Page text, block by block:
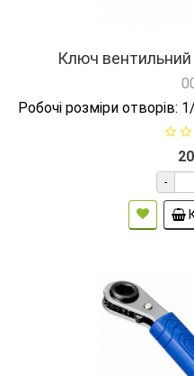
Ключ
Робочі розміри отворів:
-